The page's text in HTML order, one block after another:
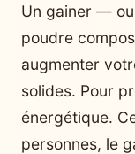
Un gainer —
poudre
augmenter
solides. Pour
énergétique.
personnes, le